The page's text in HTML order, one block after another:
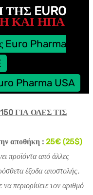
EURO
ΚΑΙ ΗΠΑ
Euro Pharma
Pharma USA
ΓΙΑ ΟΛΕΣ ΤΙΣ
αποθήκη : 25€ (25$)
προϊόντα από άλλες
έξοδα αποστολής.
περιορίσετε τον αριθμό